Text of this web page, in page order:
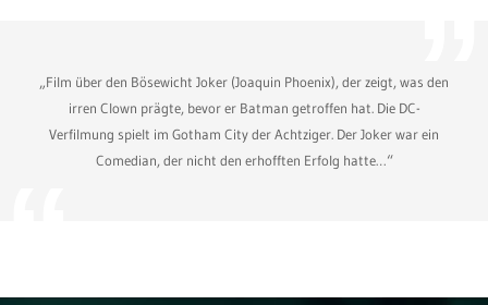
„Film über den Bösewicht Joker (Joaquin Phoenix), der zeigt, was den
irren Clown prägte, bevor er Batman getroffen hat. Die DC-
Verfilmung spielt im Gotham City der Achtziger. Der Joker war ein
Comedian, der nicht den erhofften Erfolg hatte…“